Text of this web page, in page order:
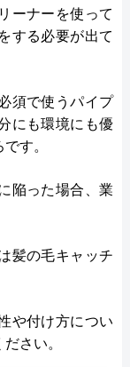
ーナーを使って
する必要が出て
須で使うパイプ
にも環境にも優
す。
陥った場合、業
髪の毛キャッチ
や付け方につい
さい。